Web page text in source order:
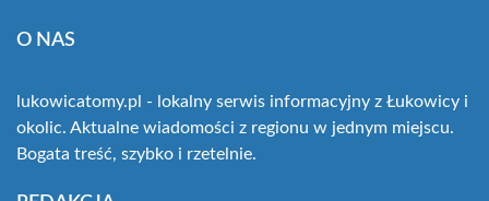
O NAS
lukowicatomy.pl - lokalny serwis informacyjny z Łukowicy i
okolic. Aktualne wiadomości z regionu w jednym miejscu.
Bogata treść, szybko i rzetelnie.